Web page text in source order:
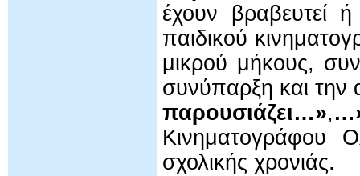
έχουν βραβευτεί
παιδικού
μικρού μήκους,
συνύπαρξη και
παρουσιάζει…»,
Κινηματογράφου
σχολικής χρονιάς.